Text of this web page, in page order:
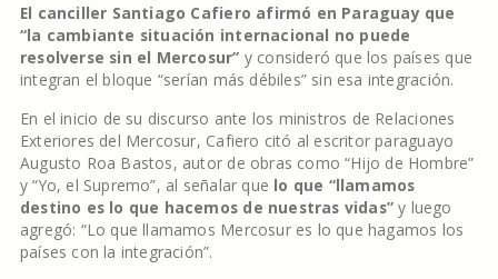
El canciller Santiago Cafiero afirmó en Paraguay que
“la cambiante situación internacional no puede
resolverse sin el Mercosur” y consideró que los países que
integran el bloque “serían más débiles” sin esa integración.
En el inicio de su discurso ante los ministros de Relaciones
Exteriores del Mercosur, Cafiero citó al escritor paraguayo
Augusto Roa Bastos, autor de obras como “Hijo de Hombre”
y “Yo, el Supremo”, al señalar que lo que “llamamos
destino es lo que hacemos de nuestras vidas” y luego
agregó: “Lo que llamamos Mercosur es lo que hagamos los
países con la integración”.